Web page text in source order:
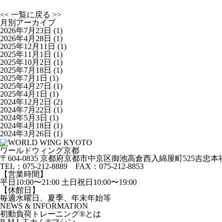
<< 一覧に戻る >>
月別アーカイブ
2026年7月23日 (1)
2026年4月28日 (1)
2025年12月11日 (1)
2025年11月1日 (1)
2025年10月2日 (1)
2025年7月18日 (1)
2025年7月1日 (1)
2025年4月27日 (1)
2025年4月1日 (1)
2024年12月2日 (2)
2024年7月22日 (1)
2024年5月3日 (1)
2024年4月18日 (1)
2024年3月26日 (1)
ワールドウィング京都
〒604-0835 京都府京都市中京区御池高倉西入綿屋町525吉忠本
TEL： 075-212-8889 FAX：075-212-8853
【営業時間】
平日10:00〜21:00 土日祝日10:00〜19:00
【休館日】
毎週水曜日、夏季、年末年始等
NEWS & INFORMATION
初動負荷トレーニング®とは